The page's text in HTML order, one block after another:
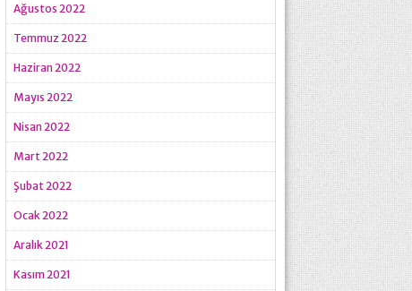
Ağustos 2022
Temmuz 2022
Haziran 2022
Mayıs 2022
Nisan 2022
Mart 2022
Şubat 2022
Ocak 2022
Aralık 2021
Kasım 2021